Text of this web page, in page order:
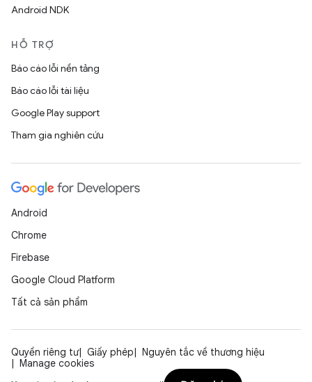
Android NDK
HỖ TRỢ
Báo cáo lỗi nền tảng
Báo cáo lỗi tài liệu
Google Play support
Tham gia nghiên cứu
Android
Chrome
Firebase
Google Cloud Platform
Tất cả sản phẩm
Quyền riêng tư Giấy phép
Nguyên tắc về thương hiệu
Manage cookies